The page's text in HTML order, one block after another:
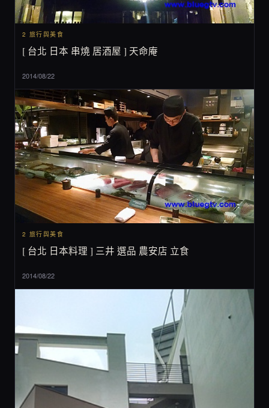
2 旅行與美食
[ 台北 日本 串燒 居酒屋 ] 天命庵
2014/08/22
2 旅行與美食
[ 台北 日本料理 ] 三井 選品 農安店 立食
2014/08/22